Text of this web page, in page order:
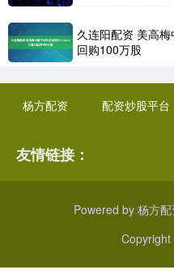
久连阳配资 美高
回购100万股
杨方配资 配资炒股平台
友情链接：
Powered by 杨方配
Copyright